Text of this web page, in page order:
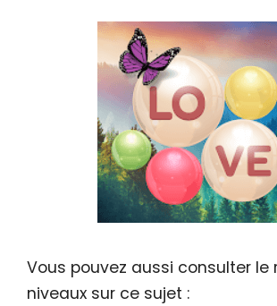
Vous pouvez aussi consulter le
niveaux sur ce sujet :